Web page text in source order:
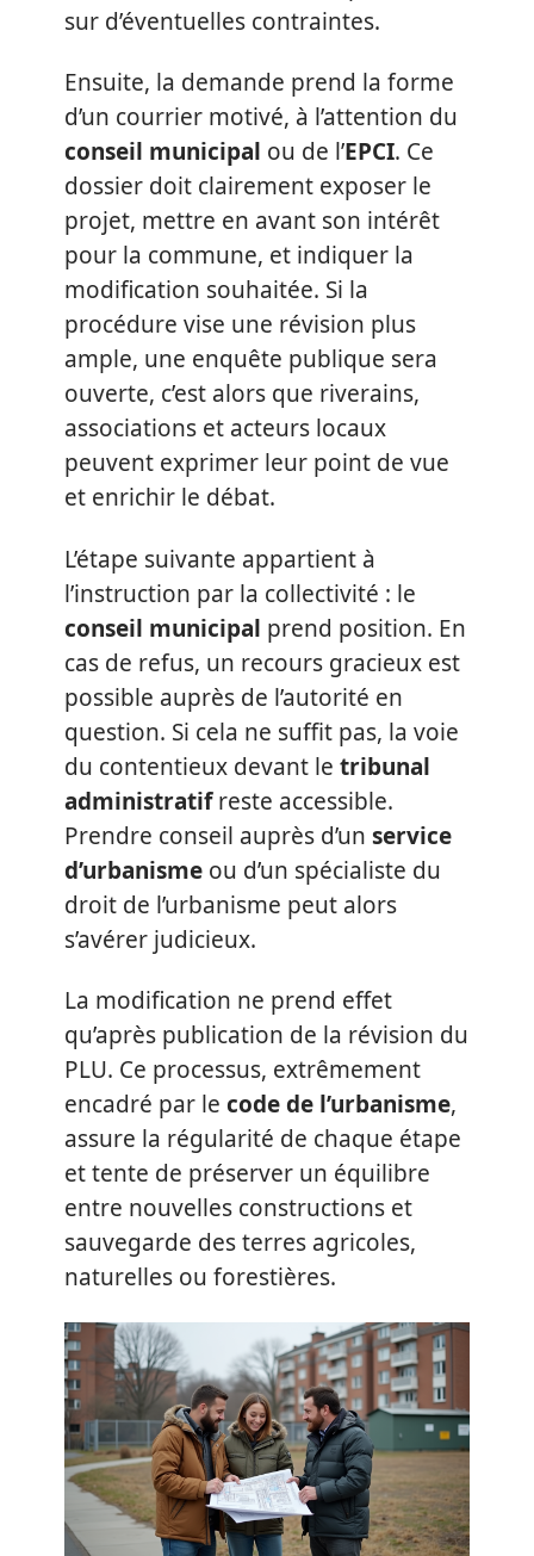
sur d’éventuelles contraintes.
Ensuite, la demande prend la forme
d’un courrier motivé, à l’attention du
conseil municipal ou de l’EPCI. Ce
dossier doit clairement exposer le
projet, mettre en avant son intérêt
pour la commune, et indiquer la
modification souhaitée. Si la
procédure vise une révision plus
ample, une enquête publique sera
ouverte, c’est alors que riverains,
associations et acteurs locaux
peuvent exprimer leur point de vue
et enrichir le débat.
L’étape suivante appartient à
l’instruction par la collectivité : le
conseil municipal prend position. En
cas de refus, un recours gracieux est
possible auprès de l’autorité en
question. Si cela ne suffit pas, la voie
du contentieux devant le tribunal
administratifreste accessible.
Prendre conseil auprès d’un service
d’urbanisme ou d’un spécialiste du
droit de l’urbanisme peut alors
s’avérer judicieux.
La modification ne prend effet
qu’après publication de la révision du
PLU. Ce processus, extrêmement
encadré par le code de l’urbanisme,
assure la régularité de chaque étape
et tente de préserver un équilibre
entre nouvelles constructions et
sauvegarde des terres agricoles,
naturelles ou forestières.